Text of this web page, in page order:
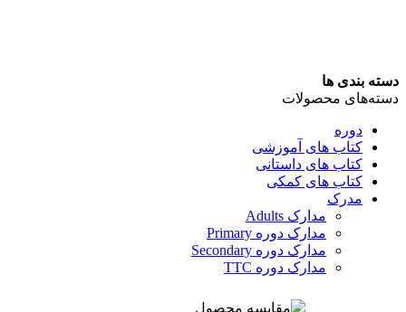
دسته بندی ها
دسته‌های محصولات
دوره
کتاب های آموزشی
کتاب های داستانی
کتاب های کمکی
مدرک
مدارک Adults
مدارک دوره Primary
مدارک دوره Secondary
مدارک دوره TTC